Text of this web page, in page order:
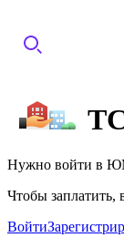
Нужно войти в
Чтобы заплатить,
Войти